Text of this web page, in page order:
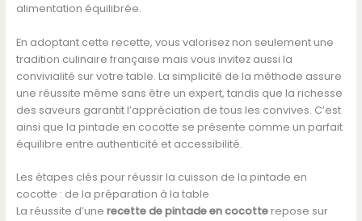
alimentation équilibrée.
En adoptant cette recette, vous valorisez non seulement une
tradition culinaire française mais vous invitez aussi la
convivialité sur votre table. La simplicité de la méthode assure
une réussite même sans être un expert, tandis que la richesse
des saveurs garantit l’appréciation de tous les convives. C’est
ainsi que la pintade en cocotte se présente comme un parfait
équilibre entre authenticité et accessibilité.
Les étapes clés pour réussir la cuisson de la pintade en
cocotte : de la préparation à la table
La réussite d’une recette de pintade en cocotterepose sur